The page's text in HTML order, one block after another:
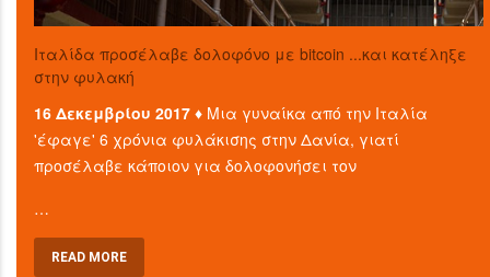
Ιταλίδα προσέλαβε δολοφόνο με bitcoin ...και κατέληξε
στην φυλακή
16 Δεκεμβρίου 2017 ♦ Μια γυναίκα από την Ιταλία
'έφαγε' 6 χρόνια φυλάκισης στην Δανία, γιατί
προσέλαβε κάποιον για δολοφονήσει τον
…
READ MORE